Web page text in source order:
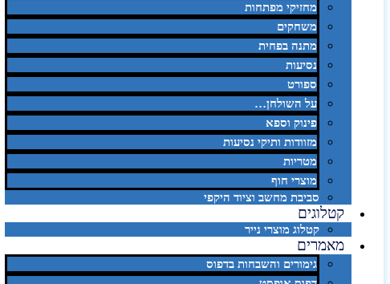
מחזיקי מפתחות
משחקים
מתנה בפחית
נסיעות
ספורט
על השולחן…
פינוק וספא
מזוודות ותיקי נסיעות
מטריות
מוצרי חוף
סביבת מחשב וציוד היקפי
קטלוגים
קטלוג מוצרי נייר
מאמרים
גימורים והשבחות בדפוס